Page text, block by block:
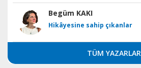
Begüm KAKI
Hikâyesine sahip çıkanlar
TÜM YAZARLAR